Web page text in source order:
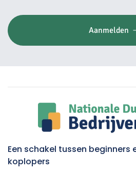
Aanmelden
Een schakel tussen beginners
koplopers